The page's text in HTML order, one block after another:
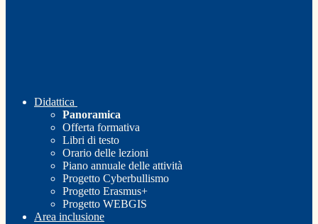
Didattica
Panoramica
Offerta formativa
Libri di testo
Orario delle lezioni
Piano annuale delle attività
Progetto Cyberbullismo
Progetto Erasmus+
Progetto WEBGIS
Area inclusione